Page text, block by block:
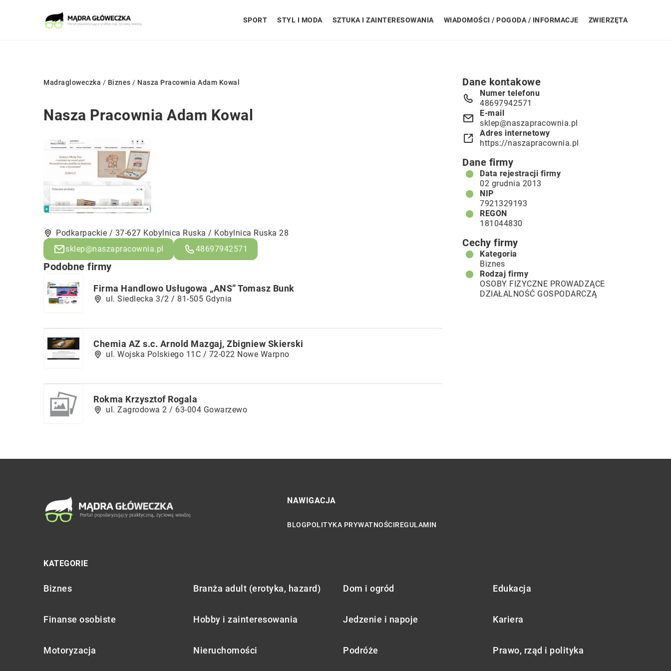
SPORT STYL I MODA SZTUKA I ZAINTERESOWANIA WIADOMOŚCI / POGODA / INFORMACJE ZWIERZĘTA
Madragloweczka / Biznes / Nasza Pracownia Adam Kowal
Nasza Pracownia Adam Kowal
Podkarpackie / 37-627 Kobylnica Ruska / Kobylnica Ruska 28
sklep@naszapracownia.pl
48697942571
Podobne firmy
Firma Handlowo Usługowa „ANS” Tomasz Bunk
ul. Siedlecka 3/2 / 81-505 Gdynia
Chemia AZ s.c. Arnold Mazgaj, Zbigniew Skierski
ul. Wojska Polskiego 11C / 72-022 Nowe Warpno
Rokma Krzysztof Rogala
ul. Zagrodowa 2 / 63-004 Gowarzewo
Dane kontakowe
Numer telefonu
48697942571
E-mail
sklep@naszapracownia.pl
Adres internetowy
https://naszapracownia.pl
Dane firmy
Data rejestracji firmy
02 grudnia 2013
NIP
7921329193
REGON
181044830
Cechy firmy
Kategoria
Biznes
Rodzaj firmy
OSOBY FIZYCZNE PROWADZĄCE
DZIAŁALNOŚĆ GOSPODARCZĄ
NAWIGACJA
BLOGPOLITYKA PRYWATNOŚCIREGULAMIN
KATEGORIE
Biznes Branża adult (erotyka, hazard) Dom i ogród Edukacja
Finanse osobiste Hobby i zainteresowania Jedzenie i napoje Kariera
Motoryzacja Nieruchomości Podróże Prawo, rząd i polityka